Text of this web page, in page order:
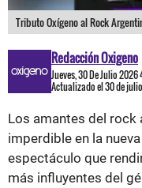
Tributo Oxígeno al Rock
Redacción Oxigeno
Jueves, 30 De Julio 2026
Actualizado el 30 de
Los amantes del rock
imperdible en la
espectáculo que
más influyentes del